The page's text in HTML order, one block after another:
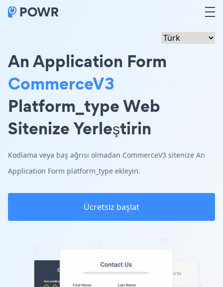
An Application Form
CommerceV3
Platform_type Web
Sitenize Yerleştirin
Kodlama veya baş ağrısı olmadan CommerceV3 sitenize An
Application Form platform_type ekleyin.
Ücretsiz başlat